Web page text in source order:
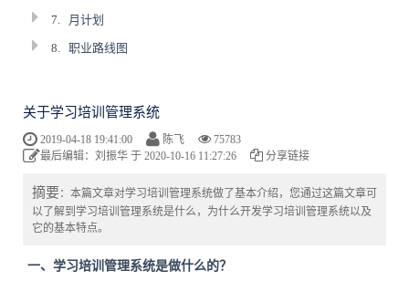
7. 月计划
8. 职业路线图
关于学习培训管理系统
2019-04-18 19:41:00 陈飞
75783
最后编辑：刘振华 于 2020-10-16 11:27:26
分享链接
摘要：本篇文章对学习培训管理系统做了基本介绍，您通过这篇文章可
以了解到学习培训管理系统是什么，为什么开发学习培训管理系统以及
它的基本特点。
一、学习培训管理系统是做什么的？